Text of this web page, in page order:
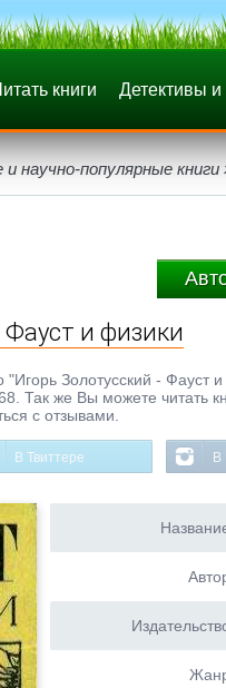
книги Детективы
научно-популярные книги
Фауст и физики
"Игорь Золотусский -
Так же Вы можете
с отзывами.
В Твиттере В